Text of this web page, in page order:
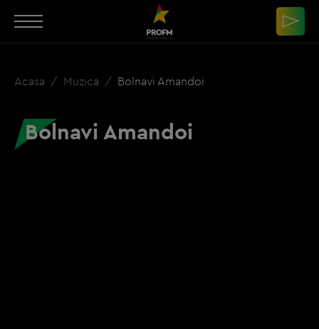
Acasa Muzica Bolnavi Amandoi
Bolnavi Amandoi